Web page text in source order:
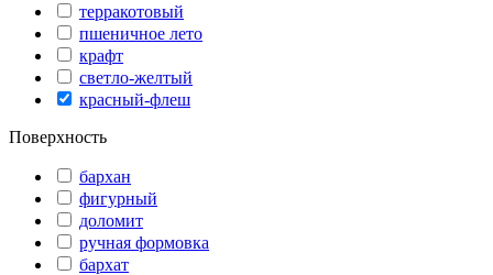
терракотовый
пшеничное лето
крафт
светло-желтый
красный-флеш
Поверхность
бархан
фигурный
доломит
ручная формовка
бархат